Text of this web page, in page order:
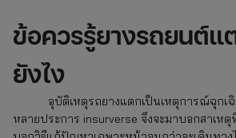
ข้อควรรู้ยางรถยนต์แ
ยังไง
อุบัติเหตุรถยางแตกเป็นเหตุการณ์ฉุกเฉิ
หลายประการ insurverse จึงจะมาบอกสาเห